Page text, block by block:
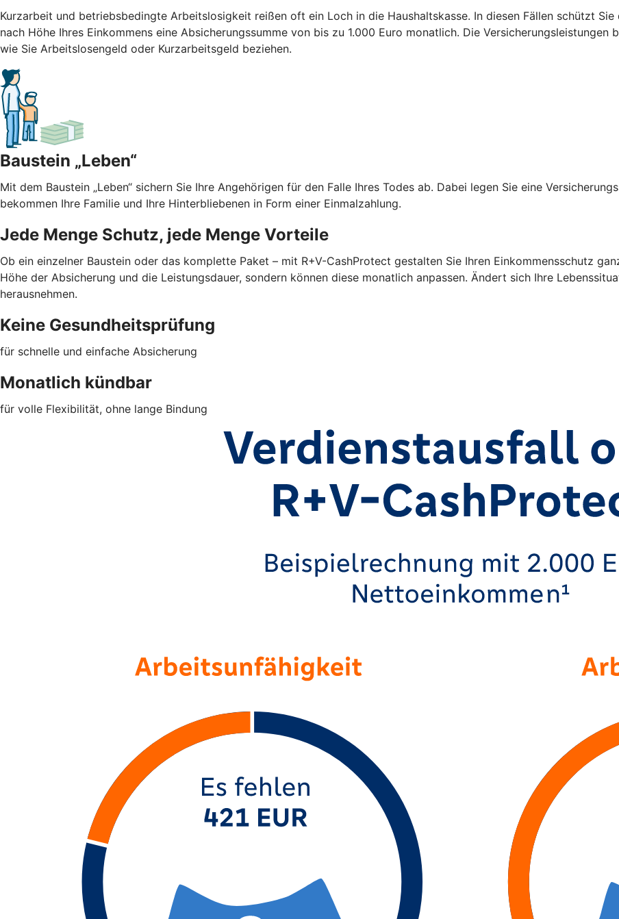
Kurzarbeit und betriebsbedingte Arbeitslosigkeit reißen oft ein Loch in die Haushaltskasse. In diesen Fällen schützt Sie
nach Höhe Ihres Einkommens eine Absicherungssumme von bis zu 1.000 Euro monatlich. Die
wie Sie Arbeitslosengeld oder Kurzarbeitsgeld beziehen.
Baustein „Leben“
Mit dem Baustein „Leben“ sichern Sie Ihre Angehörigen für den Falle Ihres Todes ab. Dabei legen Sie eine
bekommen Ihre Familie und Ihre Hinterbliebenen in Form einer Einmalzahlung.
Jede Menge Schutz, jede Menge Vorteile
Ob ein einzelner Baustein oder das komplette Paket – mit R+V-CashProtect gestalten Sie Ihren Einkommensschutz
Höhe der Absicherung und die Leistungsdauer, sondern können diese monatlich anpassen. Ändert sich Ihre
herausnehmen.
Keine Gesundheitsprüfung
für schnelle und einfache Absicherung
Monatlich kündbar
für volle Flexibilität, ohne lange Bindung